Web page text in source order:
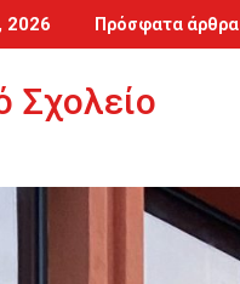
2026 Πρόσφατα άρθρα
Σχολείο